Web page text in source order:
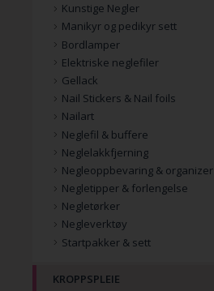
Kunstige Negler
Manikyr og pedikyr sett
Bordlamper
Elektriske neglefiler
Gellack
Nail Stickers & Nail foils
Nailart
Neglefil & buffere
Neglelakkfjerning
Negleoppbevaring & organizer
Negletipper & forlengelse
Negletørker
Negleverktøy
Startpakker & sett
KROPPSPLEIE